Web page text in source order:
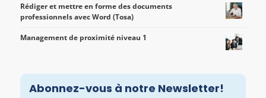
Rédiger et mettre en forme des documents
professionnels avec Word (Tosa)
Management de proximité niveau 1
Abonnez-vous à notre Newsletter!